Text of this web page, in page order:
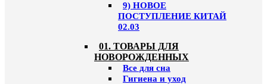
9) НОВОЕ
ПОСТУПЛЕНИЕ КИТАЙ
02.03
01. ТОВАРЫ ДЛЯ
НОВОРОЖДЕННЫХ
Все для сна
Гигиена и уход